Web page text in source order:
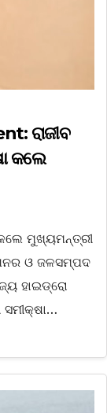
ରାଜୀବ
କଲେ
ମୁଖ୍ୟମନ୍ତ୍ରୀ
ଓ ଜଳସମ୍ପଦ
ହାଇଡ୍ରୋ